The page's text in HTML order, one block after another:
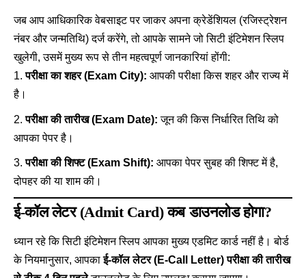
जब आप आधिकारिक वेबसाइट पर जाकर अपना क्रेडेंशियल (रजिस्ट्रेशन
नंबर और जन्मतिथि) दर्ज करेंगे, तो आपके सामने जो सिटी इंटिमेशन स्लिप
खुलेगी, उसमें मुख्य रूप से तीन महत्वपूर्ण जानकारियां होंगी:
परीक्षा का शहर (Exam City): आपकी परीक्षा किस शहर और राज्य में
है।
परीक्षा की तारीख (Exam Date): जून की किस निर्धारित तिथि को
आपका पेपर है।
परीक्षा की शिफ्ट (Exam Shift): आपका पेपर सुबह की शिफ्ट में है,
दोपहर की या शाम की।
ई-कॉल लेटर (Admit Card) कब डाउनलोड होगा?
ध्यान रहे कि सिटी इंटिमेशन स्लिप आपका मुख्य एडमिट कार्ड नहीं है। बोर्ड
के नियमानुसार, आपकाई-कॉल लेटर (E-Call Letter) परीक्षा की तारीख